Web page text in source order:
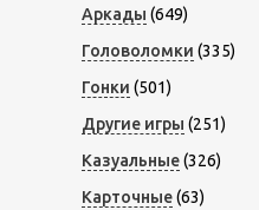
Аркады (649)
Головоломки (335)
Гонки (501)
Другие игры (251)
Казуальные(326)
Карточные(63)